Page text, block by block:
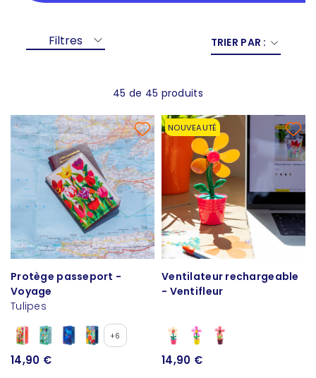
Filtres TRIER PAR :
45 de 45 produits
Protège passeport -
Voyage
Tulipes
+6
14,90 €
NOUVEAUTÉ
Ventilateur rechargeable
- Ventifleur
14,90 €